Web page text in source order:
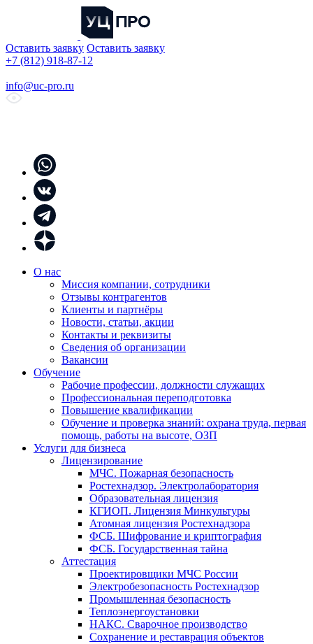
Оставить заявку Оставить заявку
+7 (812) 918-87-12
info@uc-pro.ru
О нас
Миссия компании, сотрудники
Отзывы контрагентов
Клиенты и партнёры
Новости, статьи, акции
Контакты и реквизиты
Сведения об организации
Вакансии
Обучение
Рабочие профессии, должности служащих
Профессиональная переподготовка
Повышение квалификации
Обучение и проверка знаний: охрана труда, первая
помощь, работы на высоте, ОЗП
Услуги для бизнеса
Лицензирование
МЧС. Пожарная безопасность
Ростехнадзор. Электролаборатория
Образовательная лицензия
КГИОП. Лицензия Минкультуры
Атомная лицензия Ростехнадзора
ФСБ. Шифрование и криптография
ФСБ. Государственная тайна
Аттестация
Проектировщики МЧС России
Электробезопасность Ростехнадзор
Промышленная безопасность
Теплоэнергоустановки
НАКС. Сварочное производство
Сохранение и реставрация объектов